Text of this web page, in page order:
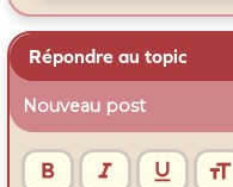
Répondre au topic
Nouveau post
   